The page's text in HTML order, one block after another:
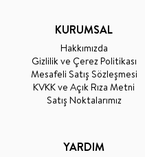
KURUMSAL
Hakkımızda
Gizlilik ve Çerez Politikası
Mesafeli Satış Sözleşmesi
KVKK ve Açık Rıza Metni
Satış Noktalarımız
YARDIM